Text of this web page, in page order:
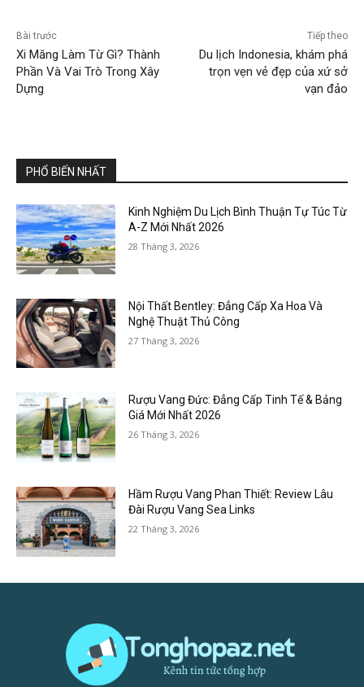
Bài trước
Xi Măng Làm Từ Gì? Thành
Phần Và Vai Trò Trong Xây
Dựng
Tiếp theo
Du lịch Indonesia, khám phá
trọn vẹn vẻ đẹp của xứ sở
vạn đảo
PHỔ BIẾN NHẤT
Kinh Nghiệm Du Lịch Bình Thuận Tự Túc Từ
A-Z Mới Nhất 2026
28 Tháng 3, 2026
Nội Thất Bentley: Đẳng Cấp Xa Hoa Và
Nghệ Thuật Thủ Công
27 Tháng 3, 2026
Rượu Vang Đức: Đẳng Cấp Tinh Tế & Bảng
Giá Mới Nhất 2026
26 Tháng 3, 2026
Hầm Rượu Vang Phan Thiết: Review Lâu
Đài Rượu Vang Sea Links
22 Tháng 3, 2026